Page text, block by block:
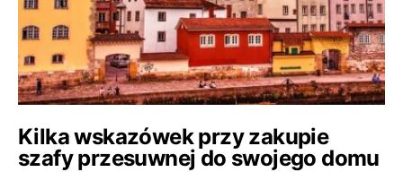
Kilka wskazówek przy zakupie
szafy przesuwnej do swojego domu